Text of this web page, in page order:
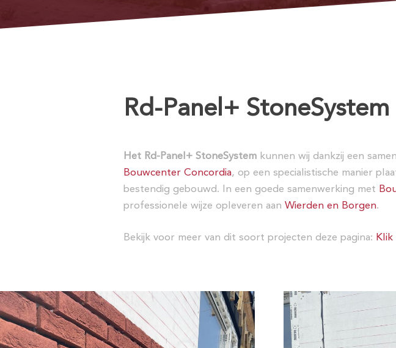
Rd-Panel+
Het Rd-Panel+ StoneSystem kunnen wij dankzij een
Bouwcenter Concordia, op een specialistische manier
bestendig gebouwd. In een goede samenwerking met
professionele wijze opleveren aan Wierden en Borgen.
Bekijk voor meer van dit soort projecten deze pagina: Klik